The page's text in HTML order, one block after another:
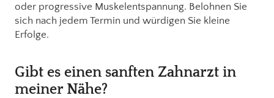
oder progressive Muskelentspannung. Belohnen Sie
sich nach jedem Termin und würdigen Sie kleine
Erfolge.
Gibt es einen sanften Zahnarzt in
meiner Nähe?